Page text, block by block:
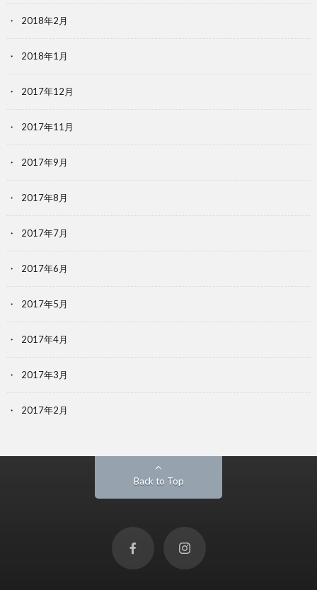
2018年2月
2018年1月
2017年12月
2017年11月
2017年9月
2017年8月
2017年7月
2017年6月
2017年5月
2017年4月
2017年3月
2017年2月
Back to Top